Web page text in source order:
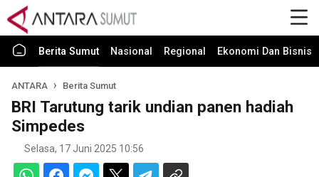
Berita Sumut Nasional Regional Ekonomi Dan Bisnis
ANTARA Berita Sumut
BRI Tarutung tarik undian panen hadiah
Simpedes
Selasa, 17 Juni 2025 10:56